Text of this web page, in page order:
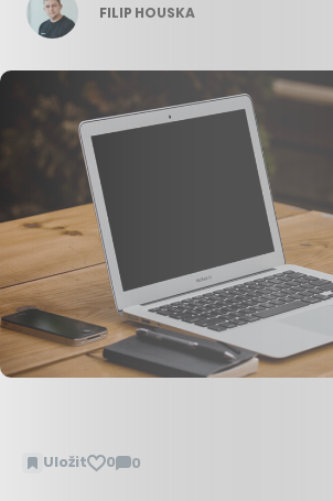
FILIP HOUSKA
Uložit 0 0
Zobrazit